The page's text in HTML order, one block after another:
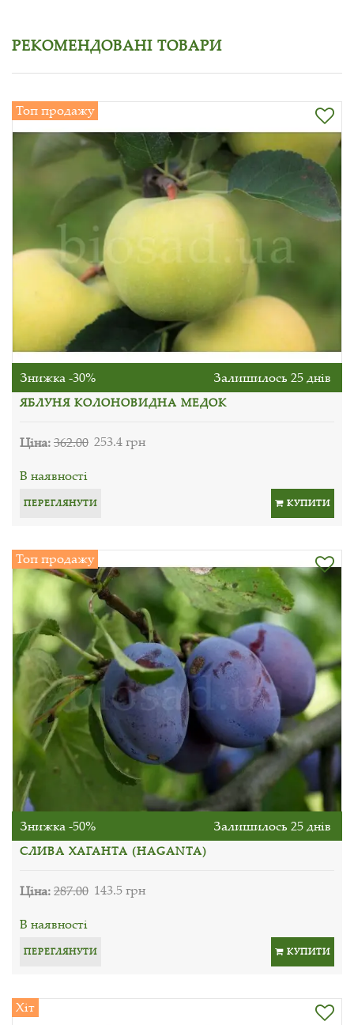
РЕКОМЕНДОВАНІ ТОВАРИ
Топ продажу
Знижка -30% Залишилось 25 днів
ЯБЛУНЯ КОЛОНОВИДНА МЕДОК
Ціна:362.00 253.4 грн
В наявності
ПЕРЕГЛЯНУТИ КУПИТИ
Топ продажу
Знижка -50% Залишилось 25 днів
СЛИВА ХАГАНТА (HAGANTA)
Ціна:287.00 143.5 грн
В наявності
ПЕРЕГЛЯНУТИ КУПИТИ
Хіт